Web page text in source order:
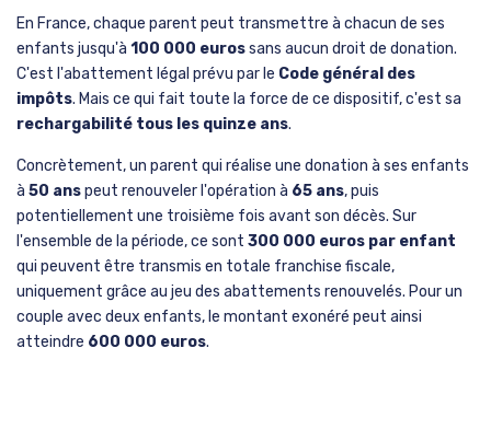
En France, chaque parent peut transmettre à chacun de ses
enfants jusqu'à 100 000 eurossans aucun droit de donation.
C'est l'abattement légal prévu par le Code général des
impôts. Mais ce qui fait toute la force de ce dispositif, c'est sa
rechargabilité tous les quinze ans.
Concrètement, un parent qui réalise une donation à ses enfants
à 50 anspeut renouveler l'opération à 65 ans, puis
potentiellement une troisième fois avant son décès. Sur
l'ensemble de la période, ce sont 300 000 euros par enfant
qui peuvent être transmis en totale franchise fiscale,
uniquement grâce au jeu des abattements renouvelés. Pour un
couple avec deux enfants, le montant exonéré peut ainsi
atteindre 600 000 euros.